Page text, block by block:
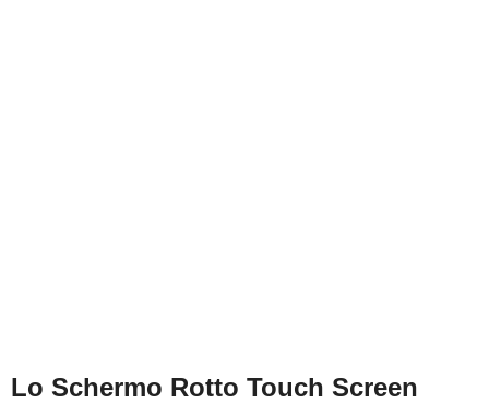
Lo Schermo Rotto Touch Screen